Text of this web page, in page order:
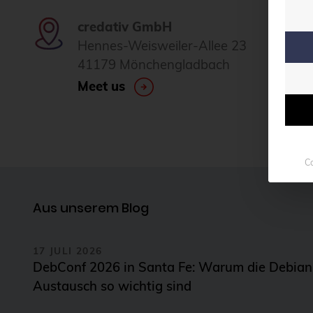
credativ GmbH
Hennes-Weisweiler-Allee 23
41179 Mönchengladbach
Meet us
Aus unserem Blog
17 JULI 2026
DebConf 2026 in Santa Fe: Warum die
Austausch so wichtig sind